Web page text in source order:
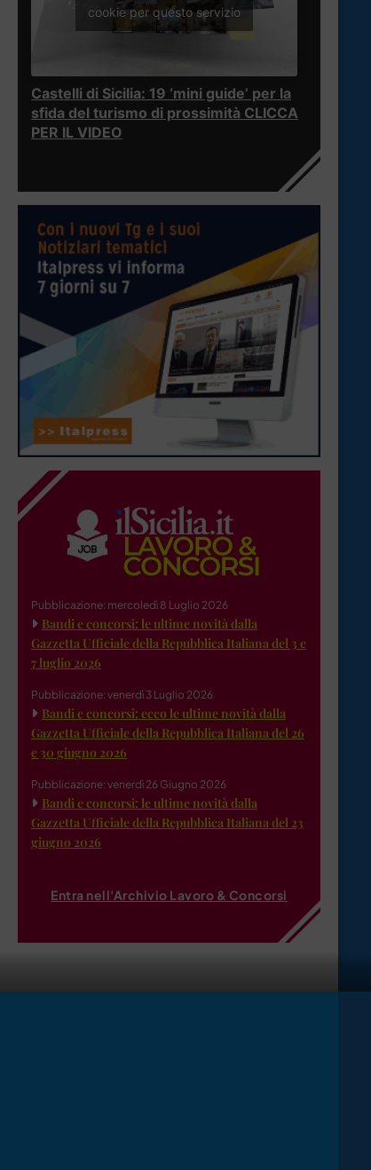
cookie per questo servizio
Castelli di Sicilia: 19 ‘mini guide’ per la
sfida del turismo di prossimità CLICCA
PER IL VIDEO
Pubblicazione: mercoledì 8 Luglio 2026
Bandi e concorsi: le ultime novità dalla
Gazzetta Ufficiale della Repubblica Italiana del 3 e
7 luglio 2026
Pubblicazione: venerdì 3 Luglio 2026
Bandi e concorsi: ecco le ultime novità dalla
Gazzetta Ufficiale della Repubblica Italiana del 26
e 30 giugno 2026
Pubblicazione: venerdì 26 Giugno 2026
Bandi e concorsi: le ultime novità dalla
Gazzetta Ufficiale della Repubblica Italiana del 23
giugno 2026
Entra nell'Archivio Lavoro & Concorsi